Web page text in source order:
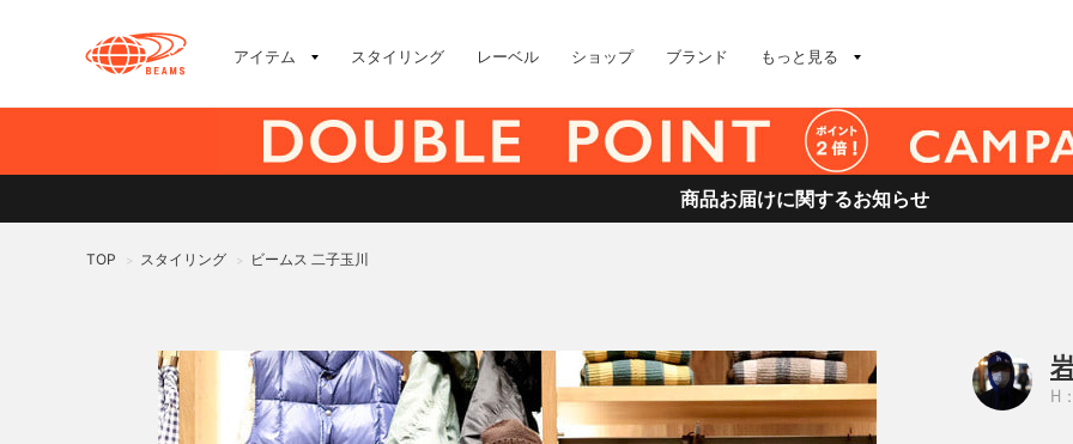
アイテム スタイリング レーベル ショップ ブランド もっと見る
商品お届けに関するお知らせ
TOP > スタイリング > ビームス 二子玉川
H